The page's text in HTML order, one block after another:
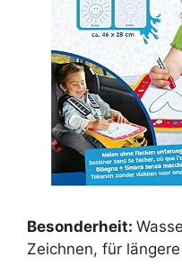
Besonderheit:
Zeichnen, für